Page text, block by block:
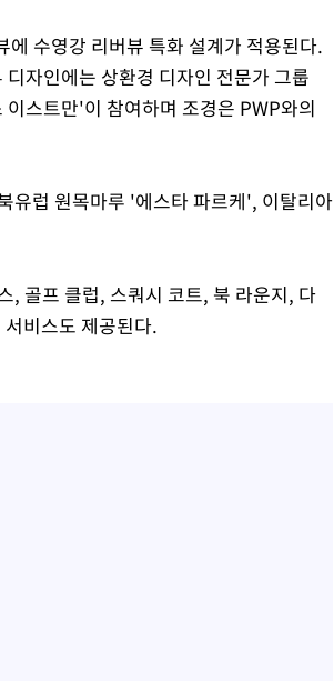
수영강 리버뷰 특화 설계가 적용된다.
자인에는 상환경 디자인 전문가 그룹
스트만'이 참여하며 조경은 PWP와의
유럽 원목마루 '에스타 파르케', 이탈리아
, 골프 클럽, 스쿼시 코트, 북 라운지, 다
비스도 제공된다.